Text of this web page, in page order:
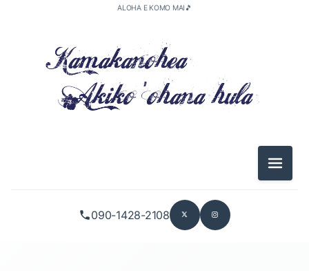
090-1428-2108
ALOHA E KOMO MAI🎵
メニュ